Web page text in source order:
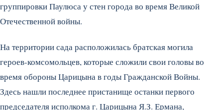
группировки Паулюса у стен города во время Великой
Отечественной войны.
На территории сада расположилась братская могила
героев-комсомольцев, которые сложили свои головы во
время обороны Царицына в годы Гражданской Войны.
Здесь нашли последнее пристанище останки первого
председателя исполкома г. Царицына Я.З. Ермана,